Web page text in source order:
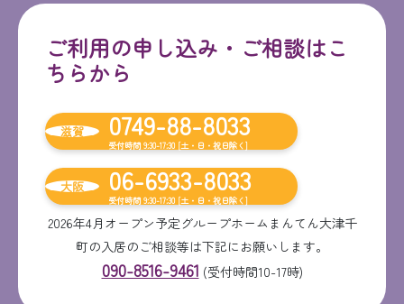
ご利用の申し込み・ご相談はこ
ちらから
滋賀 0749-88-8033
受付時間 9:30-17:30 [土・日・祝日除く]
大阪 06-6933-8033
受付時間 9:30-17:30 [土・日・祝日除く]
2026年4月オープン予定グループホームまんてん大津千
町の入居のご相談等は下記にお願いします。
090-8516-9461 (受付時間10-17時)